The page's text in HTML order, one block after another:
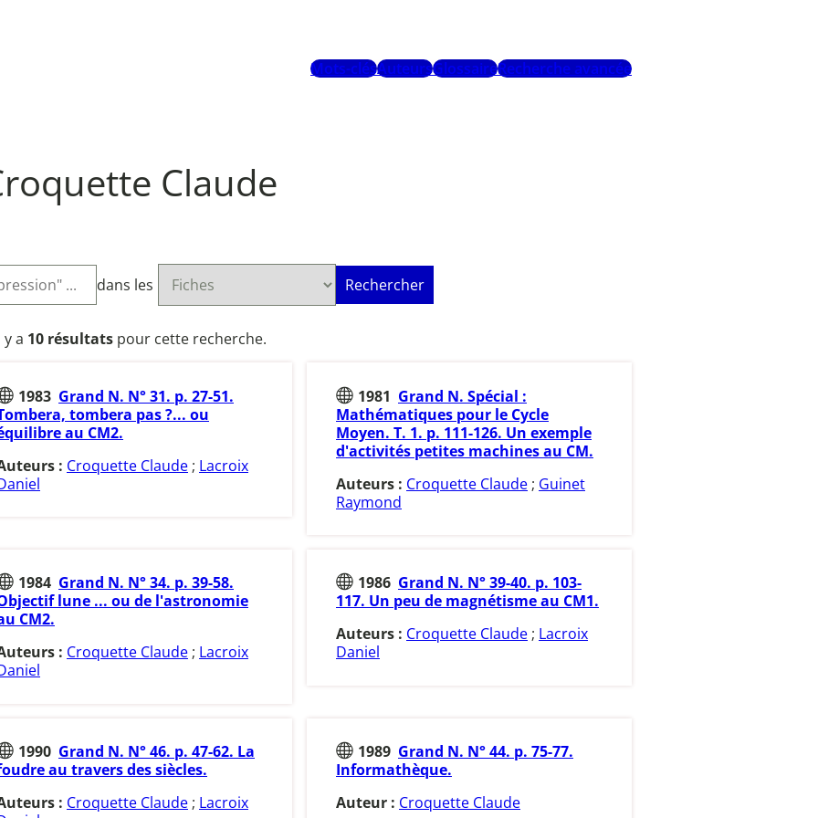
Mots-clésAuteursGlossaireRecherche avancée
Claude
dans les Rechercher
y a 10 résultatspour cette recherche.
1983 Grand N. N° 31. p. 27-51.
tombera pas ?... ou
au CM2.
: Croquette Claude ; Lacroix
1981 Grand N. Spécial :
Mathématiques pour le Cycle
Moyen. T. 1. p. 111-126. Un exemple
d'activités petites machines au CM.
Auteurs : Croquette Claude ; Guinet
Raymond
1984 Grand N. N° 34. p. 39-58.
lune ... ou de l'astronomie
CM2.
: Croquette Claude; Lacroix
1986 Grand N. N° 39-40. p. 103-
117. Un peu de magnétisme au CM1.
Auteurs : Croquette Claude; Lacroix
Daniel
1990 Grand N. N° 46. p. 47-62. La
au travers des siècles.
: Croquette Claude ; Lacroix
1989 Grand N. N° 44. p. 75-77.
Informathèque.
Auteur : Croquette Claude